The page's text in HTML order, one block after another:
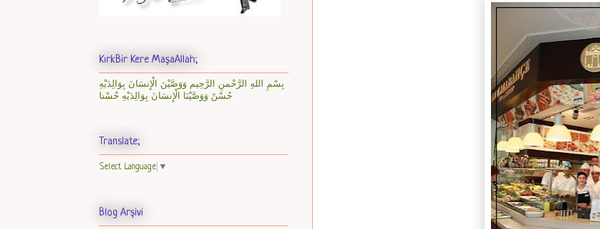
KırkBir Kere MaşaAllah;
بِسْمِ اللهِ الرَّحْمنِ الرَّحِيم وَوَصَّيْنَ الْإِنسَانَ بِوَالِدَيْهِ
حُسْنً وَوَصَّيْنَا الْإِنسَانَ بِوَالِدَيْهِ حُسْنا
Translate;
Select Language ▼
Blog Arşivi